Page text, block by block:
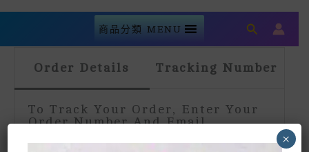
商品分類 MENU Search
Order Details Tracking Number
To Track Your Order, Enter Your
Order Number And Email
×